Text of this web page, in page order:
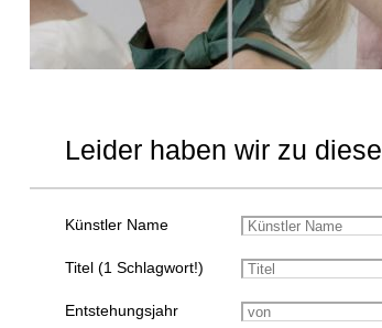
Leider haben wir zu
Künstler Name
Titel (1 Schlagwort!)
Entstehungsjahr